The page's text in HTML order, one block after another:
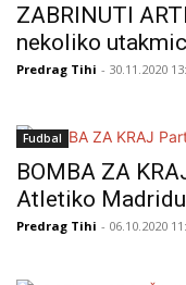
ZABRINUTI
nekoliko
Predrag Tihi - 30.11.2020
Fudbal
BOMBA ZA
Atletiko
Predrag Tihi - 06.10.2020